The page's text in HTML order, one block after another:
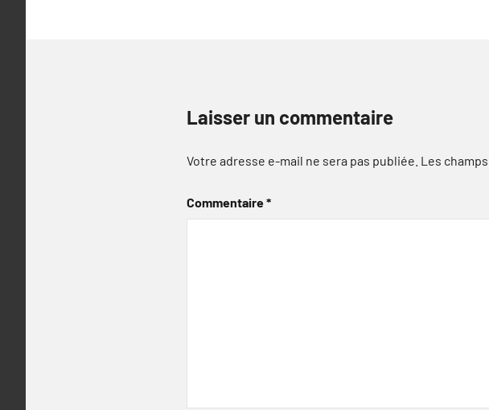
Laisser un commentaire
Votre adresse e-mail ne sera pas publiée. Les
Commentaire*